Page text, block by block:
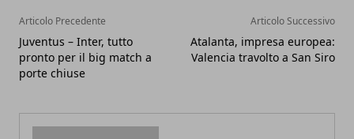
Articolo Precedente
Juventus – Inter, tutto
pronto per il big match a
porte chiuse
Articolo Successivo
Atalanta, impresa europea:
Valencia travolto a San Siro